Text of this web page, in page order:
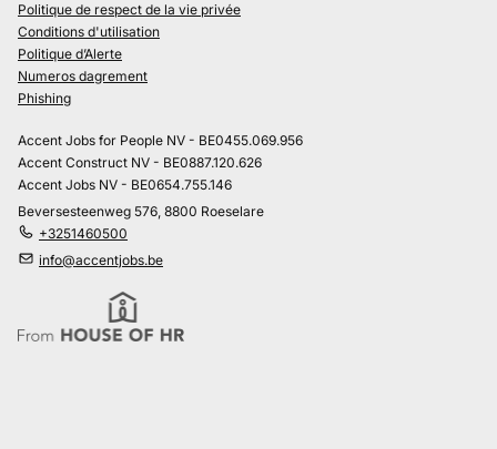
Politique de respect de la vie privée
Conditions d'utilisation
Politique d’Alerte
Numeros dagrement
Phishing
Accent Jobs for People NV - BE0455.069.956
Accent Construct NV - BE0887.120.626
Accent Jobs NV - BE0654.755.146
Beversesteenweg 576, 8800 Roeselare
+3251460500
info@accentjobs.be